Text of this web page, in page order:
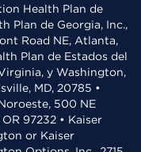
Health Plan de
Plan de Georgia, Inc.,
Road NE, Atlanta,
Plan de Estados del
y Washington,
MD, 20785 •
500 NE
97232 • Kaiser
or Kaiser